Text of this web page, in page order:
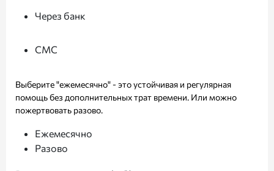
Через банк
СМС
Выберите "ежемесячно" - это устойчивая и регулярная
помощь без дополнительных трат времени. Или можно
пожертвовать разово.
Ежемесячно
Разово